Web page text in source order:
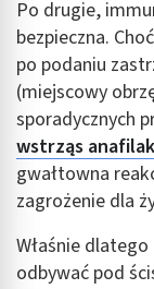
Po drugie,
bezpieczna.
po podaniu
(miejscowy
sporadycznych
wstrząs
gwałtowna
zagrożenie dla
Właśnie
odbywać pod